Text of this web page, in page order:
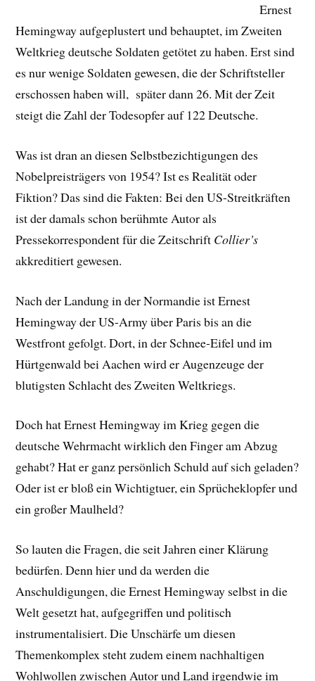
Ernest
Hemingway aufgeplustert und behauptet, im Zweiten
Weltkrieg deutsche Soldaten getötet zu haben. Erst sind
es nur wenige Soldaten gewesen, die der Schriftsteller
erschossen haben will, später dann 26. Mit der Zeit
steigt die Zahl der Todesopfer auf 122 Deutsche.
Was ist dran an diesen Selbstbezichtigungen des
Nobelpreisträgers von 1954? Ist es Realität oder
Fiktion? Das sind die Fakten: Bei den US-Streitkräften
ist der damals schon berühmte Autor als
Pressekorrespondent für die Zeitschrift Collier’s
akkreditiert gewesen.
Nach der Landung in der Normandie ist Ernest
Hemingway der US-Army über Paris bis an die
Westfront gefolgt. Dort, in der Schnee-Eifel und im
Hürtgenwald bei Aachen wird er Augenzeuge der
blutigsten Schlacht des Zweiten Weltkriegs.
Doch hat Ernest Hemingway im Krieg gegen die
deutsche Wehrmacht wirklich den Finger am Abzug
gehabt? Hat er ganz persönlich Schuld auf sich geladen?
Oder ist er bloß ein Wichtigtuer, ein Sprücheklopfer und
ein großer Maulheld?
So lauten die Fragen, die seit Jahren einer Klärung
bedürfen. Denn hier und da werden die
Anschuldigungen, die Ernest Hemingway selbst in die
Welt gesetzt hat, aufgegriffen und politisch
instrumentalisiert. Die Unschärfe um diesen
Themenkomplex steht zudem einem nachhaltigen
Wohlwollen zwischen Autor und Land irgendwie im